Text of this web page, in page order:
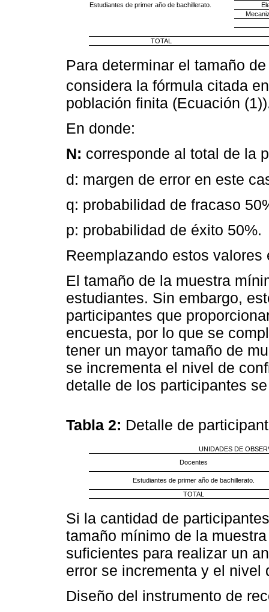
Estudiantes de primer año de bachillerato.
TOTAL
Para determinar el tamaño
considera la fórmula citada
población finita (Ecuación
En donde:
N: corresponde al total de la
d: margen de error en este
q: probabilidad de fracaso
p: probabilidad de éxito 50%.
Reemplazando estos
El tamaño de la muestra
estudiantes. Sin embargo,
participantes que
encuesta, por lo que se
tener un mayor tamaño de
se incrementa el nivel de
detalle de los participantes
Tabla 2: Detalle de
UNIDADES DE
Docentes
Estudiantes de primer año de bachillerato.
TOTAL
Si la cantidad de
tamaño mínimo de la
suficientes para realizar un
error se incrementa y el nivel
Diseño del instrumento de